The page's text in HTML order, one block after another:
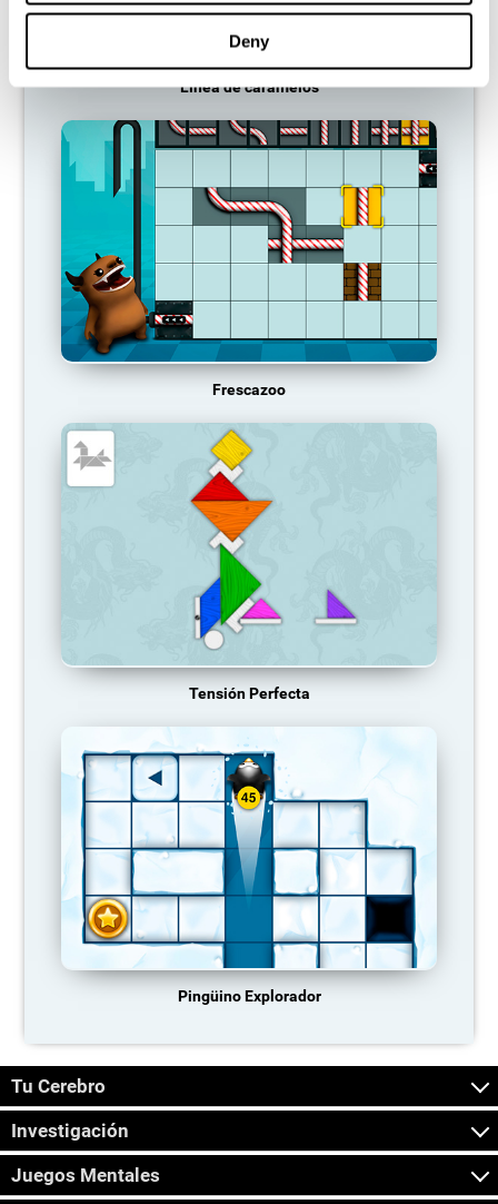
Deny
Línea de caramelos
Frescazoo
Tensión Perfecta
Pingüino Explorador
Tu Cerebro
Investigación
Juegos Mentales